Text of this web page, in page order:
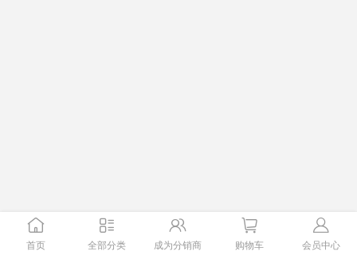
首页 全部分类 成为分销商 购物车 会员中心